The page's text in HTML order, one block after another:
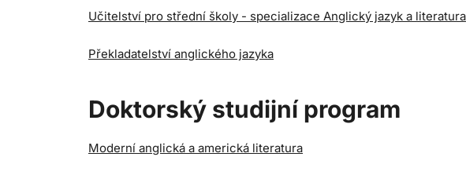
Učitelství pro střední školy - specializace Anglický jazyk a literatura
Překladatelství anglického jazyka
Doktorský studijní program
Moderní anglická a americká literatura